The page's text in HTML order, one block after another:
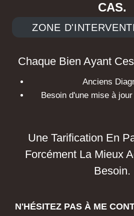
CAS.
ZONE
Chaque Bien Ayant
Anciens
Besoin d'une mise à
Une Tarification En
Forcément La Mieux
Besoin.
N'HÉSITEZ PAS À ME